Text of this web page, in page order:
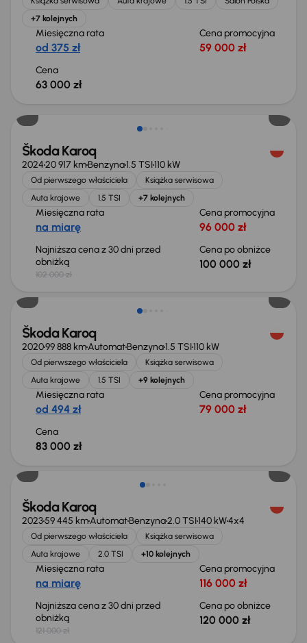
+7 kolejnych
Miesięczna rata
od 375 zł
Cena promocyjna
59 000 zł
Cena
63 000 zł
Škoda Karoq
202420 917 kmBenzyna1.5 TSI110 kW
Od pierwszego właściciela
Książka serwisowa
Auta krajowe
1.5 TSI +7 kolejnych
Miesięczna rata
na miarę
Cena promocyjna
96 000 zł
Najniższa cena z 30 dni przed
obniżką
102 000 zł
Cena po obniżce
100 000 zł
Škoda Karoq
202099 888 kmAutomatBenzyna1.5 TSI110 kW
Od pierwszego właściciela
Książka serwisowa
Auta krajowe
1.5 TSI +9 kolejnych
Miesięczna rata
od 494 zł
Cena promocyjna
79 000 zł
Cena
83 000 zł
Taniej o 1 000 zł
Škoda Karoq
202359 445 kmAutomatBenzyna2.0 TSI140 kW4x4
Od pierwszego właściciela
Książka serwisowa
Auta krajowe
2.0 TSI +10 kolejnych
Miesięczna rata
na miarę
Cena promocyjna
116 000 zł
Najniższa cena z 30 dni przed
obniżką
121 000 zł
Cena po obniżce
120 000 zł
Taniej o 1 000 zł